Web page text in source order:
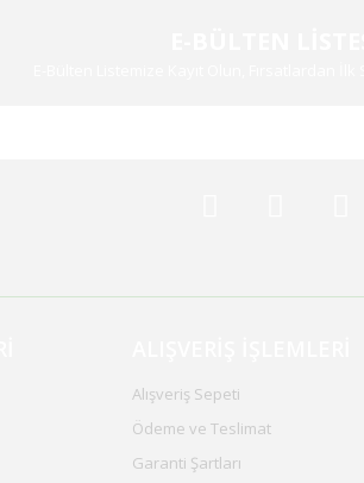
Alışveriş Sepeti
Ödeme ve Teslimat
Garanti Şartları